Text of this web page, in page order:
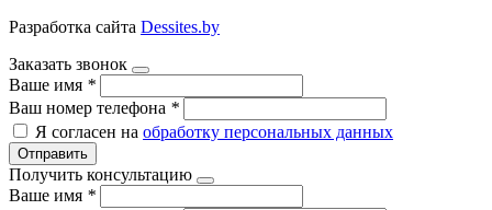
Разработка сайта Dessites.by
Заказать звонок
Ваше имя *
Ваш номер телефона *
Я согласен на обработку персональных данных
Отправить
Получить консультацию
Ваше имя *